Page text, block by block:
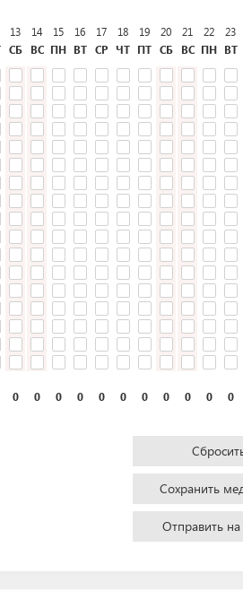
13
СБ
14
ВС
15
ПН
16
ВТ
17
СР
18
ЧТ
19
ПТ
20
СБ
21
ВС
22
ПН
23
ВТ
0 0 0 0 0 0 0 0 0 0 0
Сохранить
Отправить на